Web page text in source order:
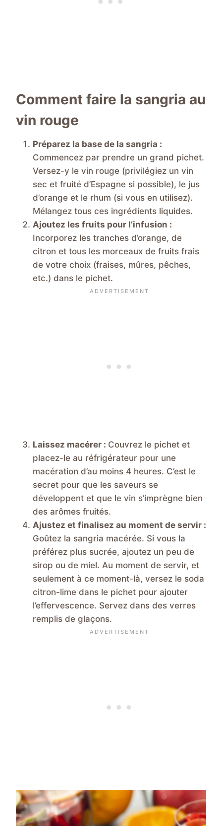
Comment faire la sangria au
vin rouge
Préparez la base de la sangria :
Commencez par prendre un grand pichet.
Versez-y le vin rouge (privilégiez un vin
sec et fruité d’Espagne si possible), le jus
d’orange et le rhum (si vous en utilisez).
Mélangez tous ces ingrédients liquides.
Ajoutez les fruits pour l’infusion :
Incorporez les tranches d’orange, de
citron et tous les morceaux de fruits frais
de votre choix (fraises, mûres, pêches,
etc.) dans le pichet.
Laissez macérer : Couvrez le pichet et
placez-le au réfrigérateur pour une
macération d’au moins 4 heures. C’est le
secret pour que les saveurs se
développent et que le vin s’imprègne bien
des arômes fruités.
Ajustez et finalisez au moment de servir :
Goûtez la sangria macérée. Si vous la
préférez plus sucrée, ajoutez un peu de
sirop ou de miel. Au moment de servir, et
seulement à ce moment-là, versez le soda
citron-lime dans le pichet pour ajouter
l’effervescence. Servez dans des verres
remplis de glaçons.